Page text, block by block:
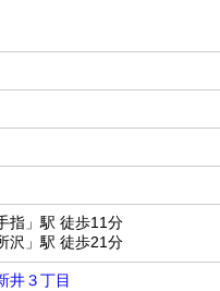
指」駅 徒歩11分
沢」駅 徒歩21分
井３丁目